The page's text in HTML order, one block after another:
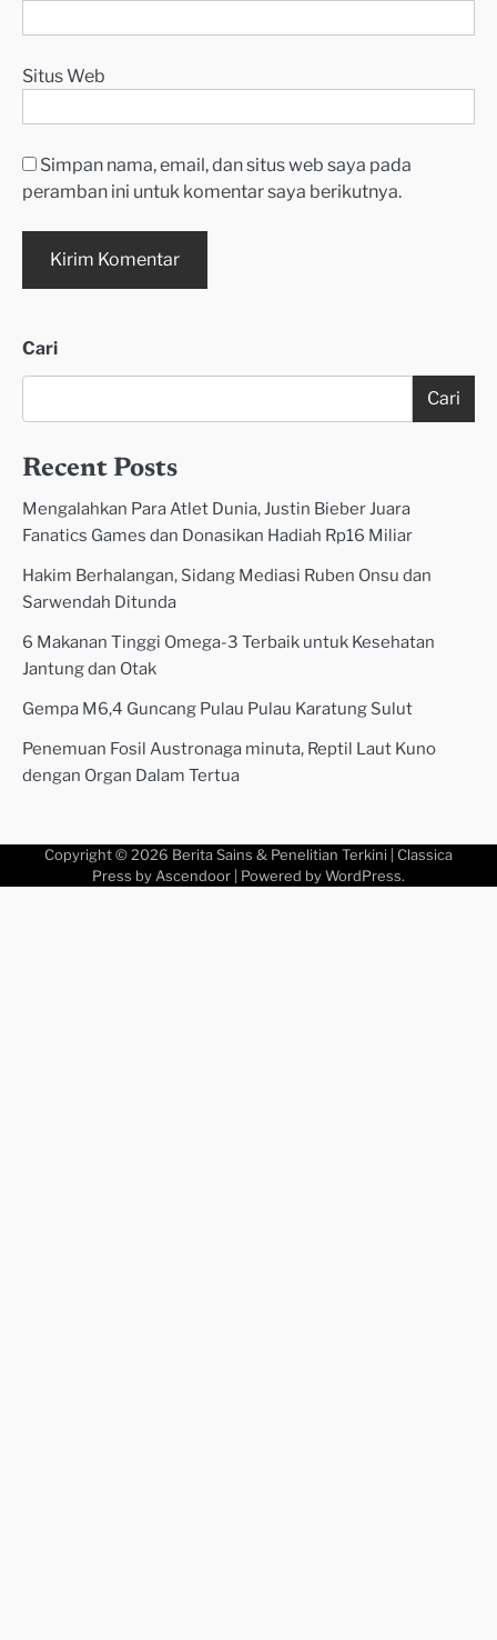
Situs Web
Simpan nama, email, dan situs web saya pada
peramban ini untuk komentar saya berikutnya.
Cari
Cari
Recent Posts
Mengalahkan Para Atlet Dunia, Justin Bieber Juara
Fanatics Games dan Donasikan Hadiah Rp16 Miliar
Hakim Berhalangan, Sidang Mediasi Ruben Onsu dan
Sarwendah Ditunda
6 Makanan Tinggi Omega-3 Terbaik untuk Kesehatan
Jantung dan Otak
Gempa M6,4 Guncang Pulau Pulau Karatung Sulut
Penemuan Fosil Austronaga minuta, Reptil Laut Kuno
dengan Organ Dalam Tertua
Copyright © 2026 Berita Sains & Penelitian Terkini | Classica
Press by Ascendoor | Powered by WordPress.